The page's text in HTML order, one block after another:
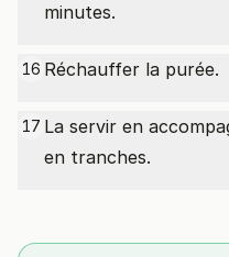
minutes.
16 Réchauffer la purée.
17 La servir en
en tranches.